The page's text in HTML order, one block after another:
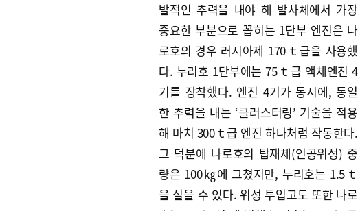
발적인 추력을 내야 해 발사체에서 가장
중요한 부분으로 꼽히는 1단부 엔진은 나
로호의 경우 러시아제 170ｔ급을 사용했
다. 누리호 1단부에는 75ｔ급 액체엔진 4
기를 장착했다. 엔진 4기가 동시에, 동일
한 추력을 내는 ‘클러스터링’ 기술을 적용
해 마치 300ｔ급 엔진 하나처럼 작동한다.
그 덕분에 나로호의 탑재체(인공위성) 중
량은 100㎏에 그쳤지만, 누리호는 1.5ｔ
을 실을 수 있다. 위성 투입고도 또한 나로